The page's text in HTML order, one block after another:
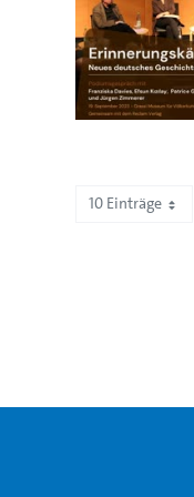
10 Einträge